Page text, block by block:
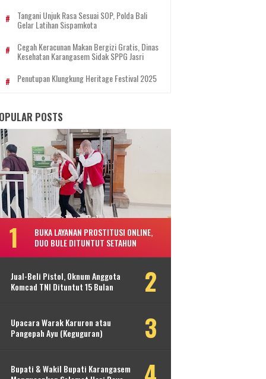
Tangani Unjuk Rasa Sesuai SOP, Polda Bali
Gelar Latihan Sispamkota
Cegah Keracunan Makan Bergizi Gratis, Dinas
Kesehatan Karangasem Sidak SPPG Jasri
Penutupan Klungkung Heritage Festival 2025
POSTS
BUKA LAYANAN PROSTITUSI ONLINE,
DUO BULE DITUNTUT SETAHUN
Jual-Beli Pistol, Oknum Anggota
Komcad TNI Dituntut 15 Bulan
Upacara Warak Karuron atau
Pangepah Ayu (Keguguran)
Bupati & Wakil Bupati Karangasem